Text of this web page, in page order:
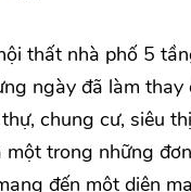
thất nhà phố 5
ngày đã làm
chung cư, siêu
trong những
đến một diện